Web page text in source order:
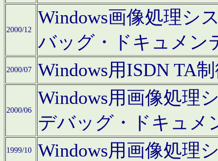
2000/12
Windows画像処理シ
バッグ・ドキュメン
2000/07 Windows用ISDN TA
2000/06
Windows用画像処理
デバッグ・ドキュメ
1999/10 Windows用画像処理